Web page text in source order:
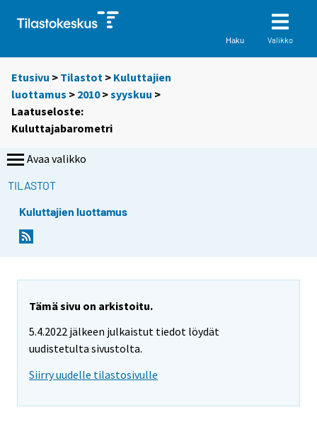
Haku Valikko
Etusivu > Tilastot > Kuluttajien
luottamus > 2010>syyskuu >
Laatuseloste:
Kuluttajabarometri
Avaa valikko
TILASTOT
Kuluttajien luottamus
Tämä sivu on arkistoitu.
5.4.2022 jälkeen julkaistut tiedot löydät
uudistetulta sivustolta.
Siirry uudelle tilastosivulle